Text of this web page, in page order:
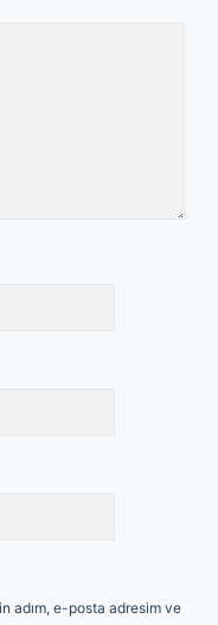
adım, e-posta adresim ve